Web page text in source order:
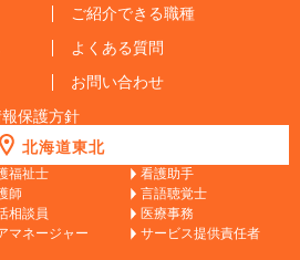
ご紹介できる職種
よくある質問
お問い合わせ
保護方針
北海道東北
福祉士
看護助手
師
言語聴覚士
相談員
医療事務
マネージャー サービス提供責任者